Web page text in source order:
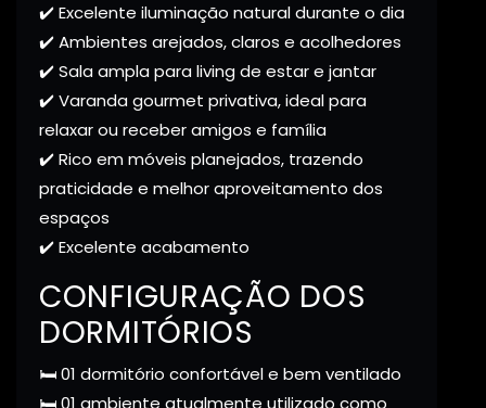
✔️ Excelente iluminação natural durante o dia
✔️ Ambientes arejados, claros e acolhedores
✔️ Sala ampla para living de estar e jantar
✔️ Varanda gourmet privativa, ideal para
relaxar ou receber amigos e família
✔️ Rico em móveis planejados, trazendo
praticidade e melhor aproveitamento dos
espaços
✔️ Excelente acabamento
CONFIGURAÇÃO DOS
DORMITÓRIOS
🛏️ 01 dormitório confortável e bem ventilado